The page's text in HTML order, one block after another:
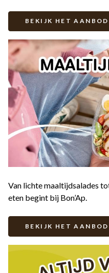
BEKIJK HET AANBOD
Van lichte maaltijdsalades
eten begint bij Bon’Ap.
BEKIJK HET AANBOD